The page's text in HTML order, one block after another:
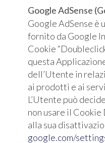
Google AdSense
Google AdSense è
fornito da Google
Cookie
questa
dell’Utente in
ai prodotti e ai
L’Utente può
non usare il
alla sua
google.com/